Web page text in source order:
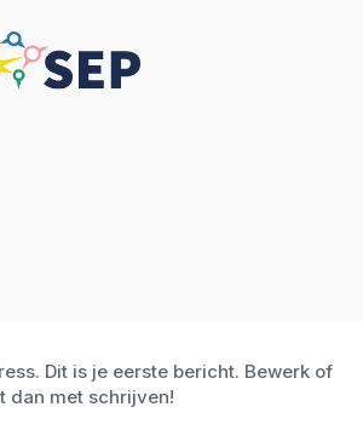
Dit is je eerste bericht. Bewerk of
dan met schrijven!